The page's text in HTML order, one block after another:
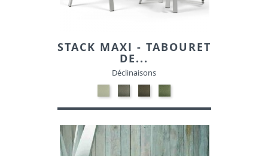
STACK MAXI - TABOURET
DE...
Déclinaisons
Polypropylène
régénéré
-
Blanc
régénéré
-
Basalte
régénéré
-
Terre
régénéré
-
Cactus